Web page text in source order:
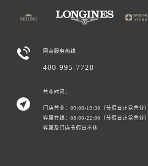
 网点服务热线
400-995-7728

营业时间：
门店营业：09:00-19:30（节假日正常营业）
客服在线：08:00-22:00（节假日正常营业）
客服及门店节假日不休